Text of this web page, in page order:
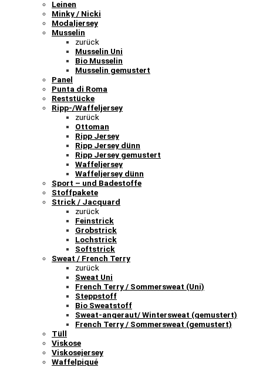
Leinen
Minky / Nicki
Modaljersey
Musselin
zurück
Musselin Uni
Bio Musselin
Musselin gemustert
Panel
Punta di Roma
Reststücke
Ripp-/Waffeljersey
zurück
Ottoman
Ripp Jersey
Ripp Jersey dünn
Ripp Jersey gemustert
Waffeljersey
Waffeljersey dünn
Sport – und Badestoffe
Stoffpakete
Strick / Jacquard
zurück
Feinstrick
Grobstrick
Lochstrick
Softstrick
Sweat / French Terry
zurück
Sweat Uni
French Terry / Sommersweat (Uni)
Steppstoff
Bio Sweatstoff
Sweat-angeraut/ Wintersweat (gemustert)
French Terry / Sommersweat (gemustert)
Tüll
Viskose
Viskosejersey
Waffelpiqué